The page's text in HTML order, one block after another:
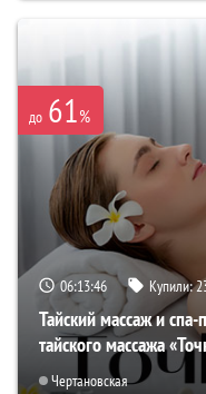
до 61%
06:13:45 Купили:
Тайский массаж и
тайского массажа
Чертановская